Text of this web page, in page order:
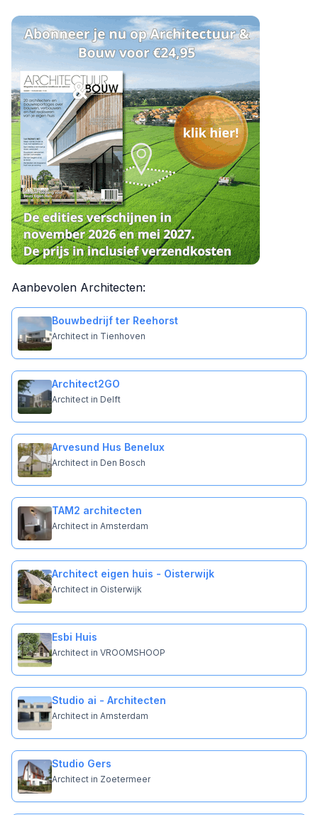
Aanbevolen Architecten:
Bouwbedrijf ter Reehorst
Architect in Tienhoven
Architect2GO
Architect in Delft
Arvesund Hus Benelux
Architect in Den Bosch
TAM2 architecten
Architect in Amsterdam
Architect eigen huis - Oisterwijk
Architect in Oisterwijk
Esbi Huis
Architect in VROOMSHOOP
Studio ai - Architecten
Architect in Amsterdam
Studio Gers
Architect in Zoetermeer